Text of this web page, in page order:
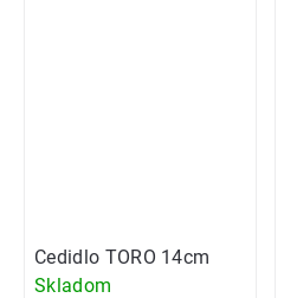
Cedidlo TORO 14cm
Skladom